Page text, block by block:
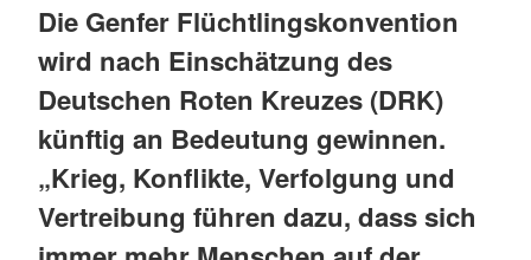
Die Genfer Flüchtlingskonvention
wird nach Einschätzung des
Deutschen Roten Kreuzes (DRK)
künftig an Bedeutung gewinnen.
„Krieg, Konflikte, Verfolgung und
Vertreibung führen dazu, dass sich